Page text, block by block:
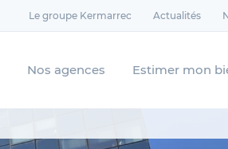
Le groupe Kermarrec Actualités
Nos agences Estimer mon